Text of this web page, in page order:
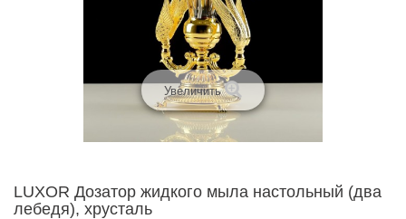
Увеличить
LUXOR Дозатор жидкого мыла настольный (два
лебедя), хрусталь